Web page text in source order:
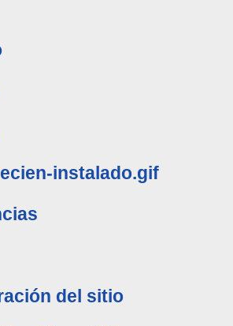
instalado.gif
del sitio